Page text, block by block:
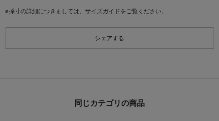
※採寸の詳細につきましては、 サイズガイドをご覧ください。
シェアする
同じカテゴリの商品